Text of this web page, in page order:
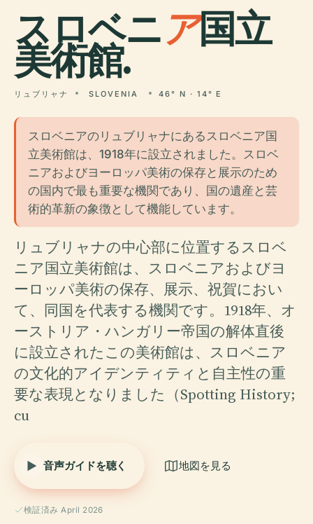
スロベニア国立
美術館.
リュブリャナ SLOVENIA 46° N · 14° E
スロベニアのリュブリャナにあるスロベニア国
立美術館は、1918年に設立されました。スロベ
ニアおよびヨーロッパ美術の保存と展示のため
の国内で最も重要な機関であり、国の遺産と芸
術的革新の象徴として機能しています。
リュブリャナの中心部に位置するスロベ
ニア国立美術館は、スロベニアおよびヨ
ーロッパ美術の保存、展示、祝賀におい
て、同国を代表する機関です。1918年、オ
ーストリア・ハンガリー帝国の解体直後
に設立されたこの美術館は、スロベニア
の文化的アイデンティティと自主性の重
要な表現となりました（Spotting History;
cu
音声ガイドを聴く 地図を見る
検証済み April 2026